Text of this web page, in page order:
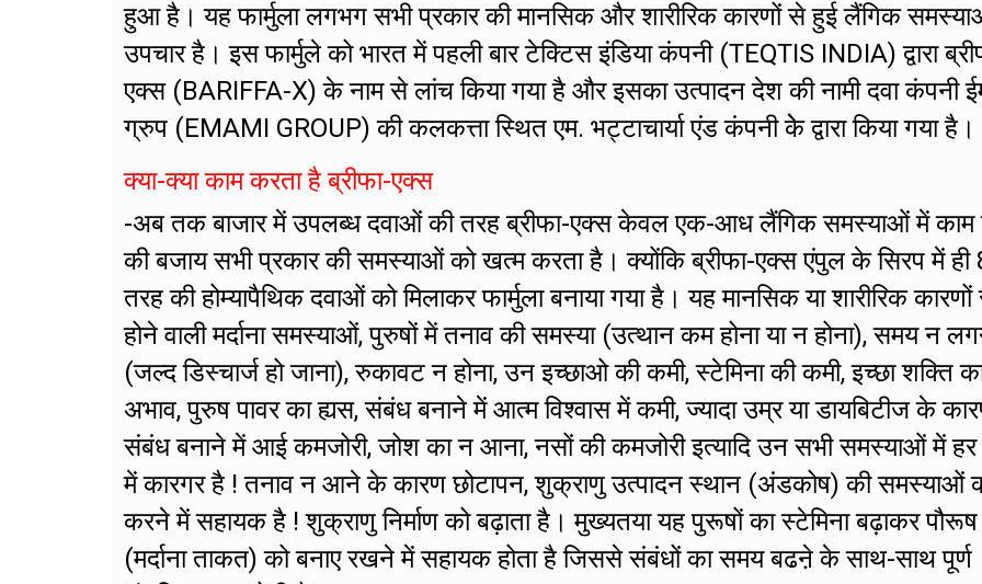
हुआ है। यह फार्मुला लगभग सभी प्रकार की मानसिक और शारीरिक कारणों से हुई लैंगिक
उपचार है। इस फार्मुले को भारत में पहली बार टेक्टिस इंडिया कंपनी (TEQTIS INDIA) द्वारा
एक्स (BARIFFA-X) के नाम से लांच किया गया है और इसका उत्पादन देश की नामी दवा कंपनी
ग्रुप (EMAMI GROUP) की कलकत्ता स्थित एम. भट्टाचार्या एंड कंपनी केे द्वारा किया गया है।
क्या-क्या काम करता है ब्रीफा-एक्स
-अब तक बाजार में उपलब्ध दवाओं की तरह ब्रीफा-एक्स केवल एक-आध लैंगिक समस्याओं में
की बजाय सभी प्रकार की समस्याओं को खत्म करता है। क्योंकि ब्रीफा-एक्स एंपुल के सिरप में ही
तरह की होम्यापैथिक दवाओं को मिलाकर फार्मुला बनाया गया है। यह मानसिक या शारीरिक
होने वाली मर्दाना समस्याओं, पुरुषों में तनाव की समस्या (उत्थान कम होना या न होना), समय न
(जल्द डिस्चार्ज हो जाना), रुकावट न होना, उन इच्छाओ की कमी, स्टेमिना की कमी, इच्छा शक्ति
अभाव, पुरुष पावर का ह्यस, संबंध बनाने में आत्म विश्वास में कमी, ज्यादा उम्र या डायबिटीज के
संबंध बनाने में आई कमजोरी, जोश का न आना, नसों की कमजोरी इत्यादि उन सभी समस्याओं में
में कारगर है ! तनाव न आने के कारण छोटापन, शुक्राणु उत्पादन स्थान (अंडकोष) की समस्याओं
करने में सहायक है ! शुक्राणु निर्माण को बढ़ाता है। मुख्यतया यह पुरूषों का स्टेमिना बढ़ाकर पौरूष
(मर्दाना ताकत) को बनाए रखने में सहायक होता है जिससे संबंधों का समय बढऩे के साथ-साथ पूर्ण